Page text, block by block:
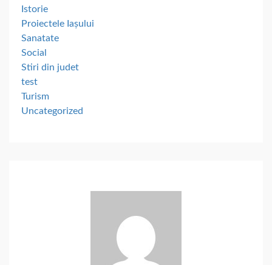
Istorie
Proiectele Iașului
Sanatate
Social
Stiri din judet
test
Turism
Uncategorized